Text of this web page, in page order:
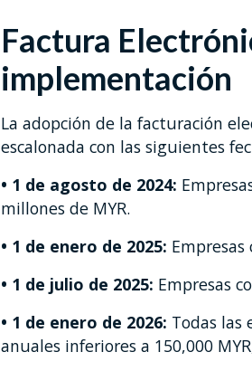
Factura
implementación
La adopción de la facturación
escalonada con las siguientes
• 1 de agosto de 2024:
millones de MYR.
• 1 de enero de 2025:
• 1 de julio de 2025: Empresas
• 1 de enero de 2026: Todas las
anuales inferiores a 150,000